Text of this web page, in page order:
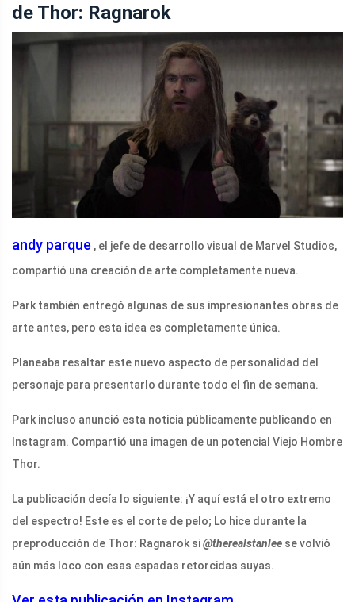
de Thor: Ragnarok
andy parque , el jefe de desarrollo visual de Marvel Studios,
compartió una creación de arte completamente nueva.
Park también entregó algunas de sus impresionantes obras de
arte antes, pero esta idea es completamente única.
Planeaba resaltar este nuevo aspecto de personalidad del
personaje para presentarlo durante todo el fin de semana.
Park incluso anunció esta noticia públicamente publicando en
Instagram. Compartió una imagen de un potencial Viejo Hombre
Thor.
La publicación decía lo siguiente: ¡Y aquí está el otro extremo
del espectro! Este es el corte de pelo; Lo hice durante la
preproducción de Thor: Ragnarok si@therealstanlee se volvió
aún más loco con esas espadas retorcidas suyas.